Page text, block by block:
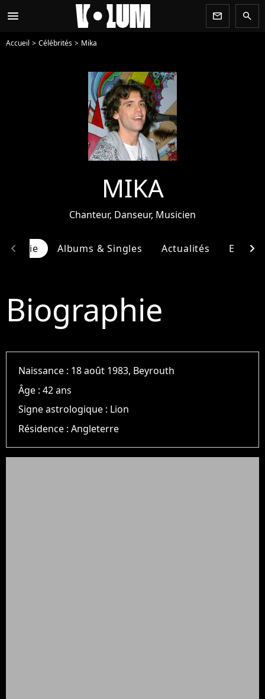
menu newsletter search
Accueil Célébrités Mika
MIKA
Chanteur, Danseur, Musicien
Albums & Singles Actualités
chevron_left chevron_right
Biographie
Naissance : 18 août 1983, Beyrouth
Âge :42 ans
Signe astrologique : Lion
Résidence :Angleterre